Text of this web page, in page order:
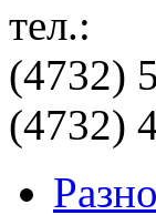
тел.:
(4732)
(4732)